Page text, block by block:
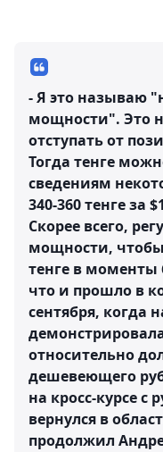
- Я это называю
мощности". Это
отступать от
Тогда тенге
сведениям
340-360 тенге за
Скорее всего,
мощности,
тенге в
что и прошло в
сентября, когда
относительно
дешевеющего
на кросс-курсе с
вернулся в
продолжил